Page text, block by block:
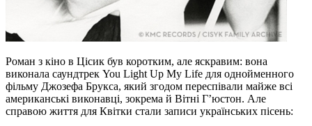
Роман з кіно в Цісик був коротким, але яскравим: вона
виконала саундтрек You Light Up My Life для однойменного
фільму Джозефа Брукса, який згодом переспівали майже всі
американські виконавці, зокрема й Вітні Г’юстон. Але
справою життя для Квітки стали записи українських пісень: